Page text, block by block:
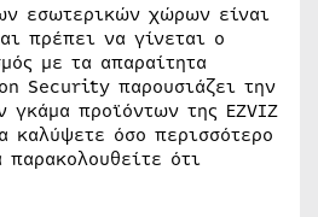
εσωτερικών χώρων είναι
πρέπει να γίνεται ο
με τα απαραίτητα
Security παρουσιάζει την
γκάμα προϊόντων της EZVIZ
καλύψετε όσο περισσότερο
ότι